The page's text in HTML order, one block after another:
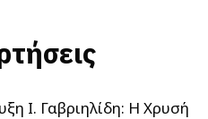
Ι. Γαβριηλίδη: Η Χρυσή